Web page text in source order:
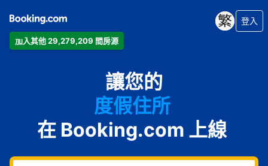
加入其他 29,279,209 間房源
登入
讓您的
公寓
飯店
度假住所
家庭旅館
B&B
在 Booking.com 上線